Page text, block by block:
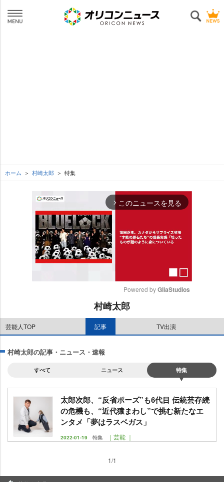
ホーム 村崎太郎 特集
arrow_forward_ios このニュースを見る
u
t
Powered by GliaStudios
村崎太郎
芸能人TOP 記事 TV出演
村崎太郎の記事・ニュース・速報
すべて ニュース 特集
太郎次郎、“反省ポーズ”も6代目 伝統芸存続
の危機も、“近代猿まわし”で挑む新たなエ
ンタメ「夢はラスベガス」
2022-01-19 特集 ｜芸能 ｜
1/1